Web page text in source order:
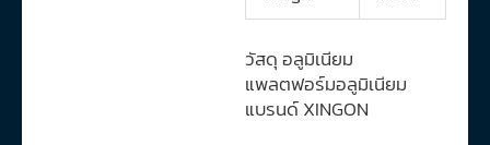
วัสดุ อลูมิเนียม
แพลตฟอร์มอลูมิเนียม
แบรนด์ XINGON